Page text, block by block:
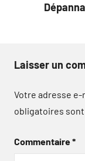
Laisser un
Votre adresse e-
obligatoires
Commentaire*